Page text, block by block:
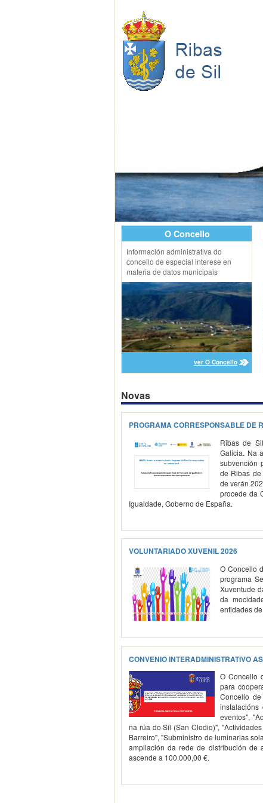
O Concello
Información administrativa do
concello de especial interese en
materia de datos municipais
ver O Concello
Novas
PROGRAMA CORRESPONSABLE DE
Ribas de
Galicia. Na
subvención
de Ribas
de verán
procede da
Igualdade, Goberno de España.
VOLUNTARIADO XUVENIL 2026
O Concello
programa
Xuventude
da
entidades
CONVENIO INTERADMINISTRATIVO
O Concello
para
Concello
eventos",
na rúa do Sil (San Clodio)",
Barreiro", "Subministro de luminarias
ampliación da rede de distribución de
ascende a 100.000,00 €.